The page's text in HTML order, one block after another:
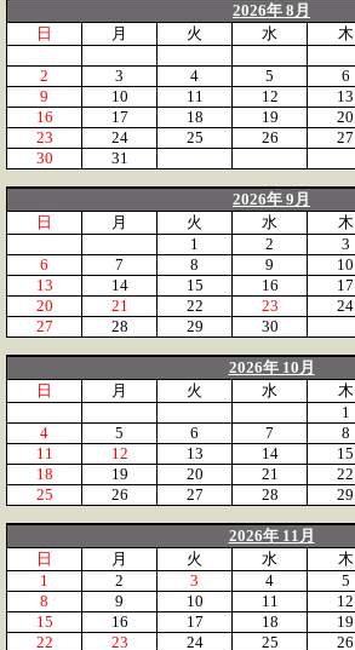
2026年 8月
日
月 火 水 木
2
3 4 5 6
9
10 11 12 13
16
17 18 19 20
23
24 25 26 27
30
31
2026年 9月
日
月 火 水 木
1
2 3
6
7 8 9 10
13
14 15 16 17
20
21 22 23 24
27
28 29 30
2026年 10月
日
月 火 水 木
1
4
5 6 7 8
11
12 13 14 15
18
19 20 21 22
25
26 27 28 29
2026年 11月
日
月 火 水 木
1
2 3 4 5
8
9 10 11 12
15
16 17 18 19
22
23 24 25 26